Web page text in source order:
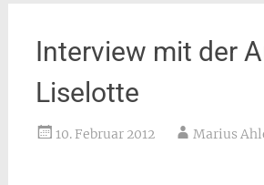
Interview mit der
Liselotte
10. Februar 2012 Marius